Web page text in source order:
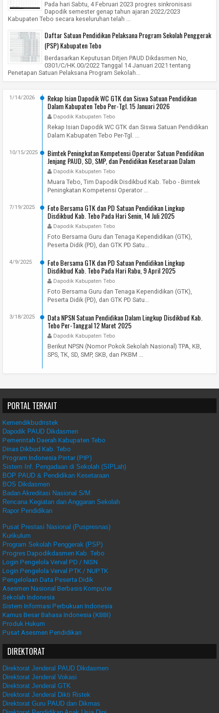
Pada hari Sabtu, 4 Februari 2023 progres sinkronisasi
Dapodik semester genap tahun ajaran 2022/2023
Kabupaten Tebo secara keseluruhan telah ...
Daftar Satuan Pendidikan Pelaksana Program Sekolah Penggerak
(PSP) Kabupaten Tebo
Berdasarkan Keputusan Ditjen PAUD Dikdasmen No,
0301/C/HK.00/2022 Tanggal 14 Januari 2021 tentang
Penetapan Satuan Pelaksana Program Sekolah...
Rekap Isian Dapodik WC GTK dan Siswa Satuan Pendidikan
Dalam Kabupaten Tebo Per-Tgl. 15 Januari 2026
Dapodik Kabupaten Tebo
1/14/2026
Rekap Isian Dapodik WC GTK dan Siswa Satuan Pendidikan
Dalam Kabupaten Tebo Per-Tgl. ...
Bimtek Peningkatan Kompetensi Operator Satuan Pendidikan
Jenjang PAUD, SD, SMP, dan Pendidikan Kesetaraan Dalam
Kabupaten Tebo Tahun 2025
Dapodik Kabupaten Tebo
10/15/2025
Muara Tebo, Tim Dapodik Disdikbud Kab. Tebo - Bimtek
Peningkatan Kompetensi Operator ...
Foto Bersama GTK dan PD Satuan Pendidikan Lingkup
Disdikbud Kab. Tebo Pada Hari Senin, 14 Juli 2025
Dapodik Kabupaten Tebo
7/19/2025
Foto Bersama Guru dan Tenaga Kependidikan (GTK),
Peserta Didik (PD), dan GTK PD Satu...
Foto Bersama GTK dan PD Satuan Pendidikan Lingkup
Disdikbud Kab. Tebo Pada Hari Rabu, 9 April 2025
Dapodik Kabupaten Tebo
4/9/2025
Foto Bersama Guru dan Tenaga Kependidikan (GTK),
Peserta Didik (PD), dan GTK PD Satu...
Data NPSN Satuan Pendidikan Dalam Lingkup Disdikbud Kab.
Tebo Per-Tanggal 12 Maret 2025
Dapodik Kabupaten Tebo
3/18/2025
Berikut NPSN (Nomor Pokok Sekolah Nasional) TPA, KB,
SPS, TK, SD, SMP, SKB, dan PKBM ...
PORTAL TERKAIT
Kemendikbudristek
Dapodik PAUD Dikdasmen
Pemerintah Daerah Kabupaten Tebo
Dinas Dikbud Kab. Tebo
Program Indonesia Pintar (PIP)
Sistem Inf. Pengadaan di Sekolah (SIPLah)
BOP PAUD & Pendidikan Kesetaraan
BOS Dikdasmen
Badan Akreditasi Nasional S/M
Rencana Kegiatan dan Anggaran Sekolah
Rapor Pendidikan
Pusat Prestasi Nasional (Puspresnas)
Kurikulum
Program Sekolah Penggerak (PSP)
Progres Dapodikdasmen Kab. Tebo
Login Pengelola Verval PD / NISN
Login Pengelola Verval PTK / NUPTK
Pengelolaan Data Peserta Didik
Asesmen Nasional Berbasis Komputer
Sekolah Indonesia
Sistem Informasi Perbukuan Indonesia
Kamus Besar Bahasa Indonesia (KBBI)
Produk Hukum
Pusat Asesmen Pendidikan
DIREKTORAT
Direktorat Jenderal PAUD Dikdasmen
Direktorat Jenderal Vokasi
Direktorat Jenderal GTK
Direktorat Jenderal Dikti Ristek
Direktorat Guru PAUD dan Dikmas